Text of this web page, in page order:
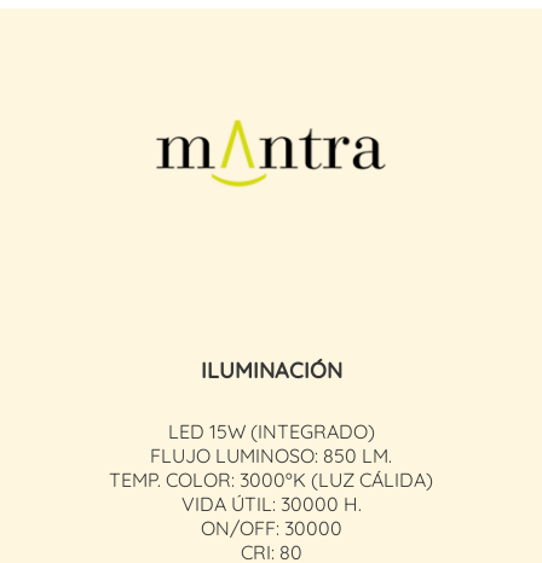
ILUMINACIÓN
LED 15W (INTEGRADO)
FLUJO LUMINOSO: 850 LM.
TEMP. COLOR: 3000ºK (LUZ CÁLIDA)
VIDA ÚTIL: 30000 H.
ON/OFF: 30000
CRI: 80